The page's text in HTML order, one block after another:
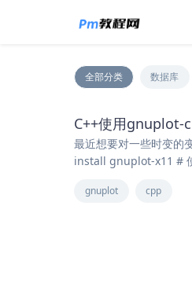
全部分类 数据库
C++使用gnuplot-
最近想要对一些时变
install gnuplot-x11 #
gnuplot cpp